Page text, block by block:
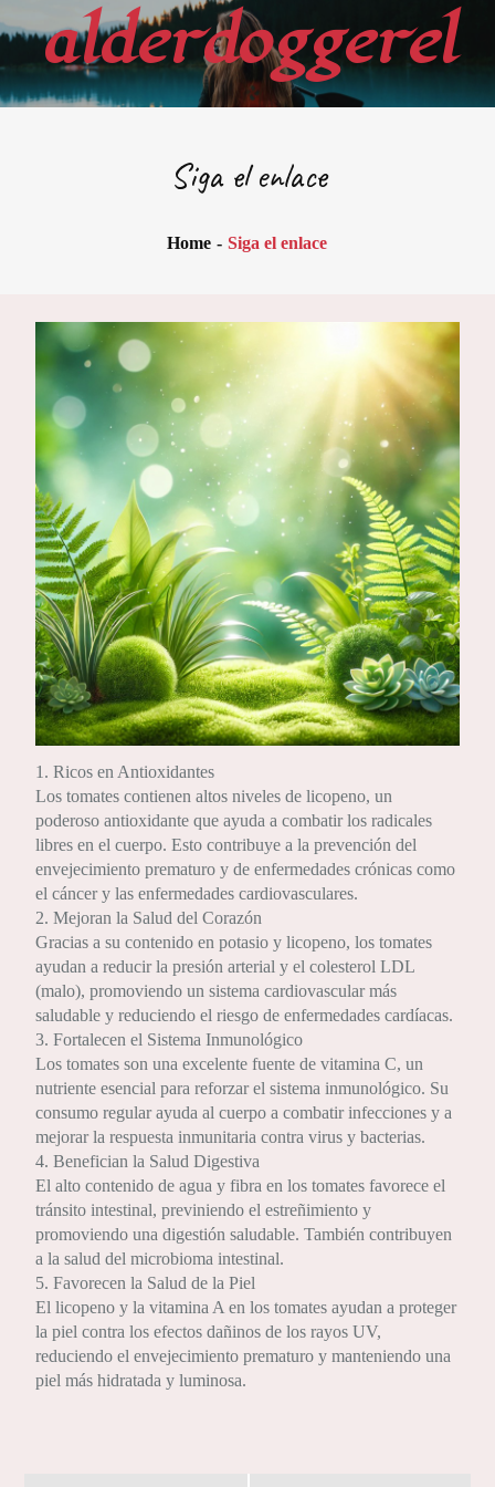
to
contentalderdoggerel
Siga el enlace
Home Siga el enlace
1. Ricos en Antioxidantes
Los tomates contienen altos niveles de licopeno, un
poderoso antioxidante que ayuda a combatir los radicales
libres en el cuerpo. Esto contribuye a la prevención del
envejecimiento prematuro y de enfermedades crónicas como
el cáncer y las enfermedades cardiovasculares.
2. Mejoran la Salud del Corazón
Gracias a su contenido en potasio y licopeno, los tomates
ayudan a reducir la presión arterial y el colesterol LDL
(malo), promoviendo un sistema cardiovascular más
saludable y reduciendo el riesgo de enfermedades cardíacas.
3. Fortalecen el Sistema Inmunológico
Los tomates son una excelente fuente de vitamina C, un
nutriente esencial para reforzar el sistema inmunológico. Su
consumo regular ayuda al cuerpo a combatir infecciones y a
mejorar la respuesta inmunitaria contra virus y bacterias.
4. Benefician la Salud Digestiva
El alto contenido de agua y fibra en los tomates favorece el
tránsito intestinal, previniendo el estreñimiento y
promoviendo una digestión saludable. También contribuyen
a la salud del microbioma intestinal.
5. Favorecen la Salud de la Piel
El licopeno y la vitamina A en los tomates ayudan a proteger
la piel contra los efectos dañinos de los rayos UV,
reduciendo el envejecimiento prematuro y manteniendo una
piel más hidratada y luminosa.